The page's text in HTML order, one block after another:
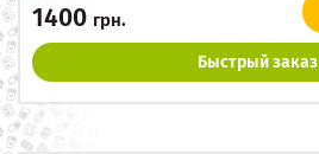
1400 грн.
Быстрый заказ